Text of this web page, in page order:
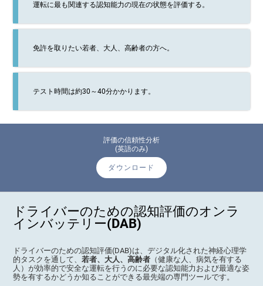
運転に最も関連する認知能力の現在の状態を評価する。
免許を取りたい若者、大人、高齢者の方へ。
テスト時間は約30～40分かかります。
評価の信頼性分析
(英語のみ)
ダウンロード
ドライバーのための認知評価のオンラ
インバッテリー(DAB)
ドライバーのための認知評価(DAB)は、デジタル化された神経心理学
的タスクを通して、若者、大人、高齢者 （健康な人、病気を有する
人）が効率的で安全な運転を行うのに必要な認知能力および最適な姿
勢を有するかどうか知ることができる最先端の専門ツールです。